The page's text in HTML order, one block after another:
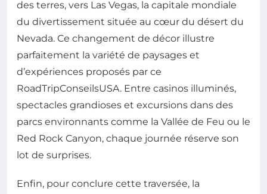
des terres, vers Las Vegas, la capitale mondiale
du divertissement située au cœur du désert du
Nevada. Ce changement de décor illustre
parfaitement la variété de paysages et
d’expériences proposés par ce
RoadTripConseilsUSA. Entre casinos illuminés,
spectacles grandioses et excursions dans des
parcs environnants comme la Vallée de Feu ou le
Red Rock Canyon, chaque journée réserve son
lot de surprises.
Enfin, pour conclure cette traversée, la